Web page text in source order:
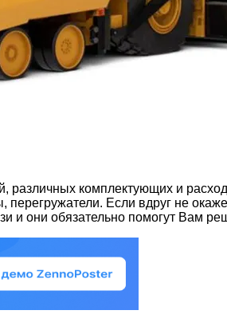
комплектующих и
перегружатели. Если вдруг не
и они обязательно помогут Вам